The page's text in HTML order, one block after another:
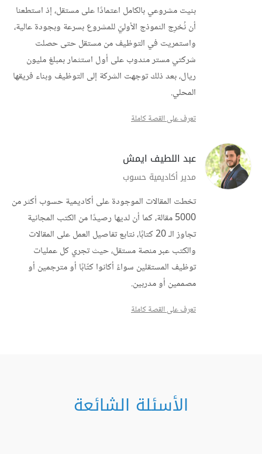
بنيت مشروعي بالكامل اعتمادًا على مستقل، إذ استطعنا
أن نُخرِج النموذج الأوليّ للمشروع بسرعة وبجودة عالية،
واستمريت في التوظيف من مستقل حتى حصلت
شركتي مستر مندوب على أول استثمار بمبلغ مليون
ريال، بعد ذلك توجهت الشركة إلى التوظيف وبناء فريقها
المحلي.
تعرف على القصة كاملة
عبد اللطيف ايمش
مدير أكاديمية حسوب
تخطت المقالات الموجودة على أكاديمية حسوب أكثر من
5000 مقالة، كما أن لديها رصيدًا من الكتب المجانية
تجاوز الـ 20 كتابًا، نتابع تفاصيل العمل على المقالات
والكتب عبر منصة مستقل، حيث تجري كل عمليات
توظيف المستقلين سواءً أكانوا كتّابًا أو مترجمين أو
مصممين أو مدربين.
تعرف على القصة كاملة
الأسئلة الشائعة